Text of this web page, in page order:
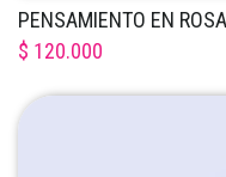
PENSAMIENTO EN
$ 120.000